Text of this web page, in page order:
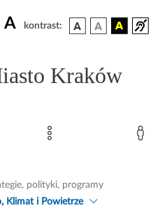
A kontrast:
Kraków
polityki, programy
Klimat i Powietrze